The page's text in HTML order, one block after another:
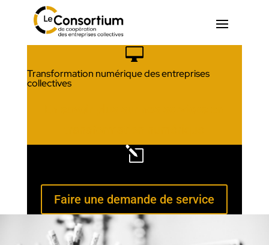

Transformation numérique des entreprises
collectives
l
Faire une demande de service